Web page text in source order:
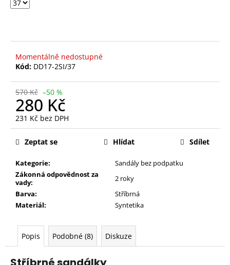
Momentálně nedostupné
Kód: DD17-2SI/37
570 Kč –50 %
280 Kč
231 Kč bez DPH
Měrná
Kategorie:
Sandály bez podpatku
Zákonná odpovědnost za
vady:
2 roky
Barva:
Stříbrná
Materiál:
Syntetika
Zeptat se Hlídat Sdílet
Popis Podobné (8) Diskuze